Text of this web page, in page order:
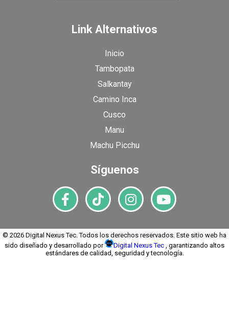
Link Alternativos
Inicio
Tambopata
Salkantay
Camino Inca
Cusco
Manu
Machu Picchu
Síguenos
© 2026 Digital Nexus Tec. Todos los derechos reservados. Este sitio web ha
sido diseñado y desarrollado por
Digital Nexus Tec , garantizando altos
estándares de calidad, seguridad y tecnología.